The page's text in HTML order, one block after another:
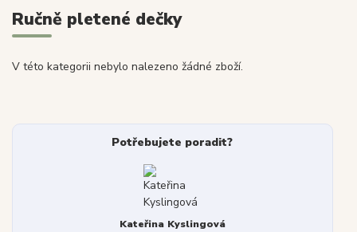
Ručně pletené dečky
V této kategorii nebylo nalezeno žádné zboží.
Potřebujete poradit?
Kateřina Kyslingová